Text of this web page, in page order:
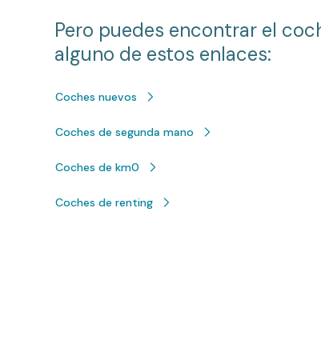
Pero puedes encontrar el
alguno de estos enlaces:
Coches nuevos
Coches de segunda mano
Coches de km0
Coches de renting